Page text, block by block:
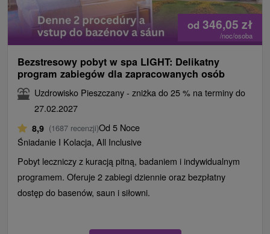
od 346,05 zł
/noc/osoba
Bezstresowy pobyt w spa LIGHT: Delikatny
program zabiegów dla zapracowanych osób
Uzdrowisko Pieszczany - zniżka do 25 % na terminy do
27.02.2027
8,9 (1687 recenzji)Od 5 Noce
Śniadanie I Kolacja, All Inclusive
Pobyt leczniczy z kuracją pitną, badaniem i indywidualnym
programem. Oferuje 2 zabiegi dziennie oraz bezpłatny
dostęp do basenów, saun i siłowni.